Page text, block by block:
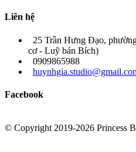
Liên hệ
25 Trần Hưng Đạo,
cơ - Luỹ bán Bích)
0909865988
Facebook
© Copyright 2019-2026 Princess